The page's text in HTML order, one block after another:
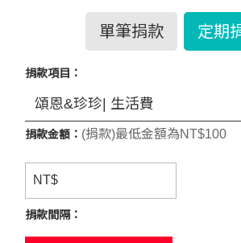
單筆捐款 定期
捐款項目：
捐款金額： (捐款)最低金額為NT$100
NT$
捐款間隔：